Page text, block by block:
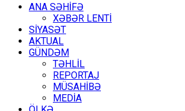
PrimaryANA SƏHİFƏ
XƏBƏR LENTİ
SİYASƏT
AKTUAL
GÜNDƏM
TƏHLİL
REPORTAJ
MÜSAHİBƏ
MEDİA